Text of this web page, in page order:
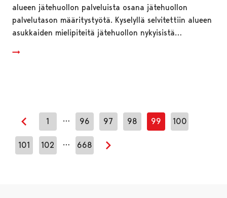
alueen jätehuollon palveluista osana jätehuollon
palvelutason määritystyötä. Kyselyllä selvitettiin alueen
asukkaiden mielipiteitä jätehuollon nykyisistä…
Edellinen sivu
1 … 96 97 98 99 100
101 102 … 668
Seuraava sivu